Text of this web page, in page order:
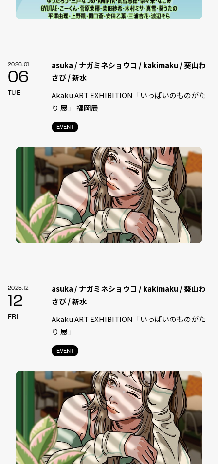
2026.01
06
TUE
EVENT
asuka / ナガミネショウコ / kakimaku / 葵山わ
さび / 新水
Akaku ART EXHIBITION「いっぱいのものがた
り 展」 福岡展
2025.12
12
FRI
EVENT
asuka / ナガミネショウコ / kakimaku / 葵山わ
さび / 新水
Akaku ART EXHIBITION「いっぱいのものがた
り 展」